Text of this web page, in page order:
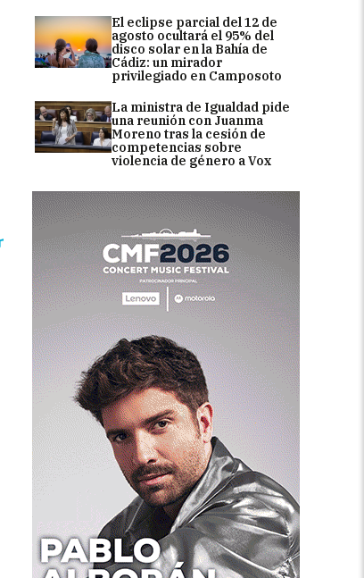
El eclipse parcial del 12 de
agosto ocultará el 95% del
disco solar en la Bahía de
Cádiz: un mirador
privilegiado en Camposoto
La ministra de Igualdad pide
una reunión con Juanma
Moreno tras la cesión de
competencias sobre
violencia de género a Vox